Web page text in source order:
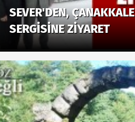
SEVER'DEN, ÇANAKKALE
SERGİSİNE ZİYARET